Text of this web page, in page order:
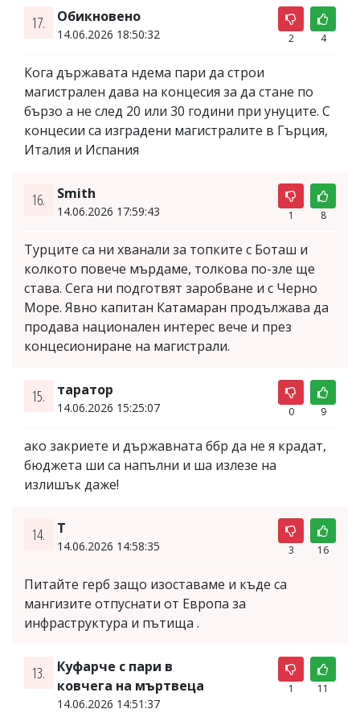
17. Обикновено
14.06.2026 18:50:32 2 4
Кога държавата ндема пари да строи
магистрален дава на концесия за да стане по
бързо а не след 20 или 30 години при унуците. С
концесии са изградени магистралите в Гърция,
Италия и Испания
16. Smith
14.06.2026 17:59:43 1 8
Турците са ни хванали за топките с Боташ и
колкото повече мърдаме, толкова по-зле ще
става. Сега ни подготвят заробване и с Черно
Море. Явно капитан Катамаран продължава да
продава национален интерес вече и през
концесиониране на магистрали.
15. таратор
14.06.2026 15:25:07 0 9
ако закриете и държавната ббр да не я крадат,
бюджета ши са напълни и ша излезе на
излишък даже!
14. Т
14.06.2026 14:58:35 3 16
Питайте герб защо изоставаме и къде са
мангизите отпуснати от Европа за
инфраструктура и пътища .
13.
Куфарче с пари в
ковчега на мъртвеца
14.06.2026 14:51:37
1 11